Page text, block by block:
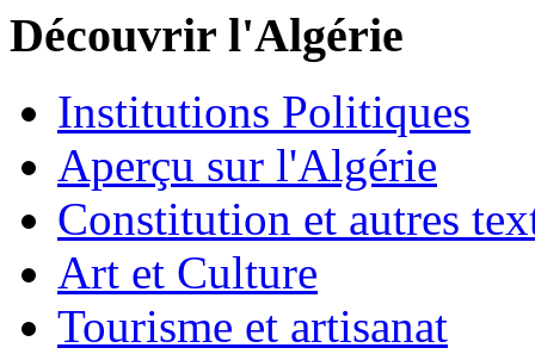
Découvrir l'Algérie
Institutions Politiques
Aperçu sur l'Algérie
Constitution et autres
Art et Culture
Tourisme et artisanat